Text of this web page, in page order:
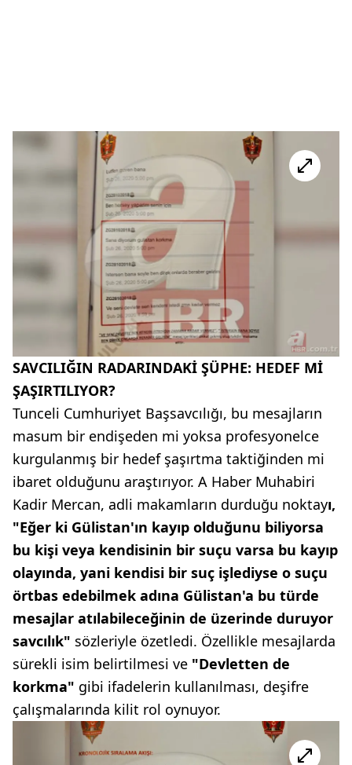
SAVCILIĞIN RADARINDAKİ ŞÜPHE: HEDEF Mİ
ŞAŞIRTILIYOR?
Tunceli Cumhuriyet Başsavcılığı, bu mesajların
masum bir endişeden mi yoksa profesyonelce
kurgulanmış bir hedef şaşırtma taktiğinden mi
ibaret olduğunu araştırıyor. A Haber Muhabiri
Kadir Mercan, adli makamların durduğu noktayı,
"Eğer ki Gülistan'ın kayıp olduğunu biliyorsa
bu kişi veya kendisinin bir suçu varsa bu kayıp
olayında, yani kendisi bir suç işlediyse o suçu
örtbas edebilmek adına Gülistan'a bu türde
mesajlar atılabileceğinin de üzerinde duruyor
savcılık" sözleriyle özetledi. Özellikle mesajlarda
sürekli isim belirtilmesi ve "Devletten de
korkma" gibi ifadelerin kullanılması, deşifre
çalışmalarında kilit rol oynuyor.